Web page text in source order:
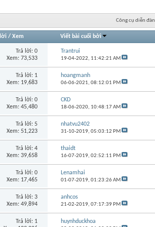
Công cụ diễn đàn
/ Xem Viết bài cuối bởi
Trả lời: 0
Xem: 73,533
Trantrui
19-04-2022, 11:42:21 AM
Trả lời: 1
Xem: 19,683
hoangmanh
06-06-2021,08:12:01 PM
Trả lời: 0
Xem: 45,480
CKD
18-06-2020, 10:48:17 AM
Trả lời: 5
Xem: 51,223
nhatvu2402
31-10-2019,05:03:12 PM
Trả lời: 4
Xem: 39,658
thaidt
16-07-2019,02:52:11 PM
Trả lời: 0
Xem: 17,465
Lenamhai
01-07-2019,01:23:26 AM
Trả lời: 3
Xem: 49,894
anhcos
21-02-2019,07:17:39 PM
Trả lời: 1
huynhduckhoa